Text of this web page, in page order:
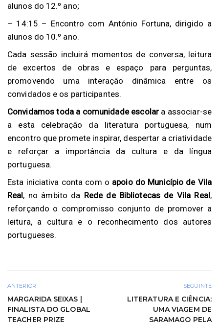
alunos do 12.º ano;
– 14:15 – Encontro com António Fortuna, dirigido a
alunos do 10.º ano.
Cada sessão incluirá momentos de conversa, leitura
de excertos de obras e espaço para perguntas,
promovendo uma interação dinâmica entre os
convidados e os participantes.
Convidamos toda a comunidade escolara associar-se
a esta celebração da literatura portuguesa, num
encontro que promete inspirar, despertar a criatividade
e reforçar a importância da cultura e da língua
portuguesa.
Esta iniciativa conta com o apoio do Município de Vila
Real, no âmbito da Rede de Bibliotecas de Vila Real,
reforçando o compromisso conjunto de promover a
leitura, a cultura e o reconhecimento dos autores
portugueses.
ANTERIOR
MARGARIDA SEIXAS |
FINALISTA DO GLOBAL
TEACHER PRIZE
SEGUINTE
LITERATURA E CIÊNCIA:
UMA VIAGEM DE
SARAMAGO PELA